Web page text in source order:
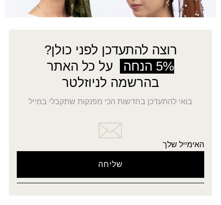
→
1
2
3
6
8
רוצה להתעדכן לפני כולן?
5% הנחה
על כל האתר
בהרשמה לניוזלטר
בואי להתעדכן בחדשות הכי מפנקות שתקבלי במייל
האימייל שלך